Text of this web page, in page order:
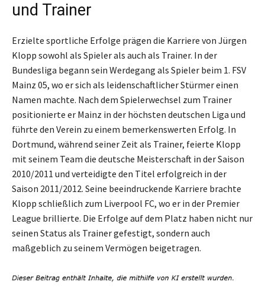
und Trainer
Erzielte sportliche Erfolge prägen die Karriere von Jürgen
Klopp sowohl als Spieler als auch als Trainer. In der
Bundesliga begann sein Werdegang als Spieler beim 1. FSV
Mainz 05, wo er sich als leidenschaftlicher Stürmer einen
Namen machte. Nach dem Spielerwechsel zum Trainer
positionierte er Mainz in der höchsten deutschen Liga und
führte den Verein zu einem bemerkenswerten Erfolg. In
Dortmund, während seiner Zeit als Trainer, feierte Klopp
mit seinem Team die deutsche Meisterschaft in der Saison
2010/2011 und verteidigte den Titel erfolgreich in der
Saison 2011/2012. Seine beeindruckende Karriere brachte
Klopp schließlich zum Liverpool FC, wo er in der Premier
League brillierte. Die Erfolge auf dem Platz haben nicht nur
seinen Status als Trainer gefestigt, sondern auch
maßgeblich zu seinem Vermögen beigetragen.